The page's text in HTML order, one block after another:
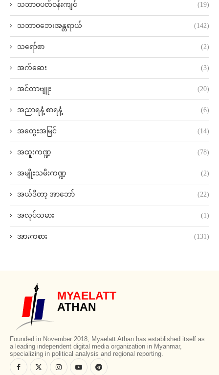
သဘာဝပတ်ဝန်းကျင် (19)
သဘာဝဘေးအန္တရာယ် (142)
သရော်စာ (2)
အက်ဆေး (3)
အင်တာဗျူး (20)
အညာရနံ့ စာရနံ့ (6)
အတွေးအမြင် (14)
အထူးကဏ္ဍ (78)
အမျိုးသမီးကဏ္ဍ (2)
အယ်ဒီတာ့ အာဘော် (22)
အလုပ်သမား (1)
အားကစား (131)
MYAELATT
ATHAN
Founded in November 2018, Myaelatt Athan has established itself as
a leading independent digital media organization in Myanmar,
specializing in political analysis and regional reporting.